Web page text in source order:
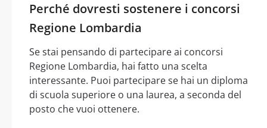
Perché dovresti sostenere i concorsi
Regione Lombardia
Se stai pensando di partecipare ai concorsi
Regione Lombardia, hai fatto una scelta
interessante. Puoi partecipare se hai un diploma
di scuola superiore o una laurea, a seconda del
posto che vuoi ottenere.